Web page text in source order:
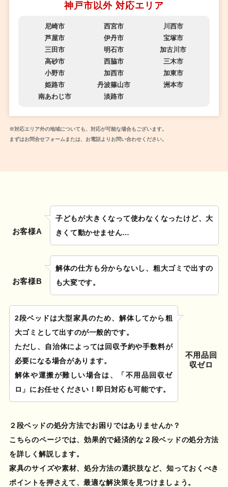
神戸市以外 対応エリア
尼崎市 西宮市
川西市
芦屋市
伊丹市
宝塚市
三田市
明石市
加古川市
高砂市
西脇市
三木市
小野市
加西市
加東市
姫路市
丹波篠山市
洲本市
南あわじ市
淡路市
※対応エリア外の地域についても、対応が可能な場合もございます。
まずはお問合せフォームまたは、お電話よりお問い合わせください。
お客様A
子どもが大きくなって使わなくなったけど、大
きくて動かせません…
お客様B
解体の仕方も分からないし、粗大ゴミで出すの
も大変です。
不用品回
収ゼロ
2段ベッドは大型家具のため、解体してから粗
大ゴミとして出すのが一般的です。
ただし、自治体によっては回収予約や手数料が
必要になる場合があります。
解体や運搬が難しい場合は、「不用品回収ゼ
ロ」にお任せください！即日対応も可能です。
２段ベッドの処分方法でお困りではありませんか？
こちらのページでは、効果的で経済的な２段ベッドの処分方法
を詳しく解説します。
家具のサイズや素材、処分方法の選択肢など、知っておくべき
ポイントを押さえて、最適な解決策を見つけましょう。